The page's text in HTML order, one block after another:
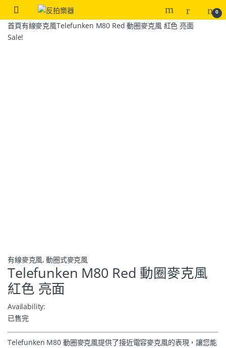
0
首頁有線麥克風Telefunken M80 Red 動圈麥克風 紅色 亮面
Sale!
有線麥克風,動圈式麥克風
Telefunken M80 Red 動圈麥克風
紅色 亮面
Availability:
已售完
Telefunken M80 動圈麥克風提供了接近電容麥克風的表現，讓您能